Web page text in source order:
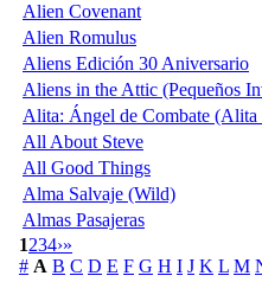
Alien Covenant
Alien Romulus
Aliens Edición 30 Aniversario
Aliens in the Attic (Pequeños
Alita: Ángel de Combate
All About Steve
All Good Things
Alma Salvaje (Wild)
Almas Pasajeras
1234›»
# A B C D E F G H I J K L M